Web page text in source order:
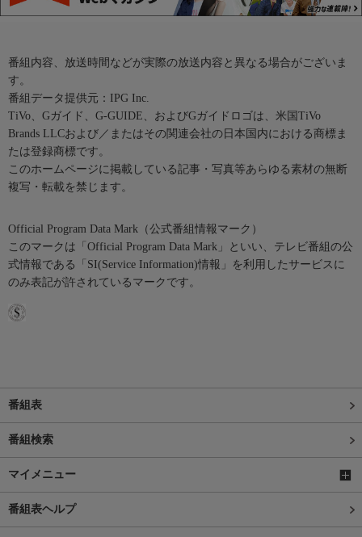
番組内容、放送時間などが実際の放送内容と異なる場合がございま
す。
番組データ提供元：IPG Inc.
TiVo、Gガイド、G-GUIDE、およびGガイドロゴは、米国TiVo
Brands LLCおよび／またはその関連会社の日本国内における商標ま
たは登録商標です。
このホームページに掲載している記事・写真等あらゆる素材の無断
複写・転載を禁じます。
Official Program Data Mark（公式番組情報マーク）
このマークは「Official Program Data Mark」といい、テレビ番組の公
式情報である「SI(Service Information)情報」を利用したサービスに
のみ表記が許されているマークです。
番組表
番組検索
マイメニュー
番組表ヘルプ